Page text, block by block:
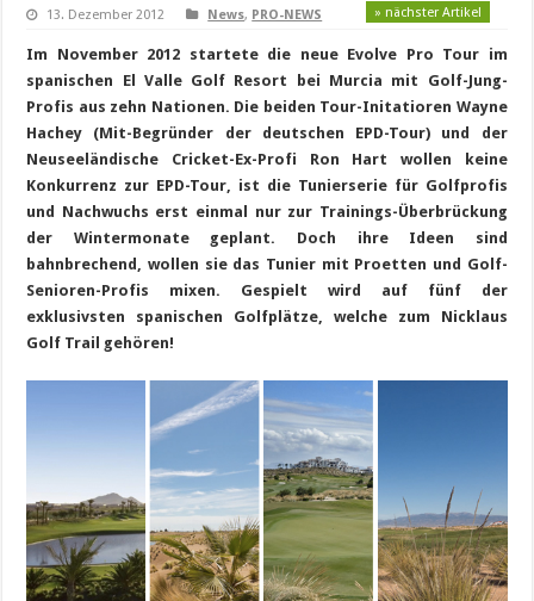
13. Dezember 2012 News, PRO-NEWS » nächster Artikel
Im November 2012 startete die neue Evolve Pro Tour im
spanischen El Valle Golf Resort bei Murcia mit Golf-Jung-
Profis aus zehn Nationen. Die beiden Tour-Initatioren Wayne
Hachey (Mit-Begründer der deutschen EPD-Tour) und der
Neuseeländische Cricket-Ex-Profi Ron Hart wollen keine
Konkurrenz zur EPD-Tour, ist die Tunierserie für Golfprofis
und Nachwuchs erst einmal nur zur Trainings-Überbrückung
der Wintermonate geplant. Doch ihre Ideen sind
bahnbrechend, wollen sie das Tunier mit Proetten und Golf-
Senioren-Profis mixen. Gespielt wird auf fünf der
exklusivsten spanischen Golfplätze, welche zum Nicklaus
Golf Trail gehören!